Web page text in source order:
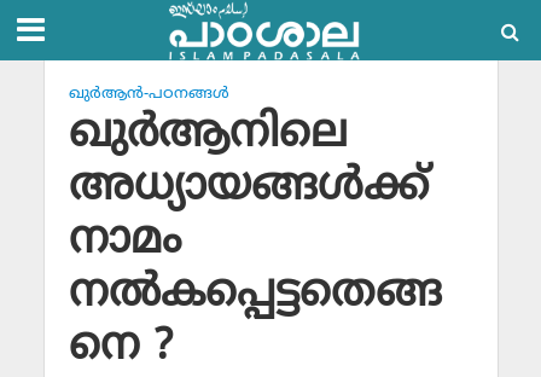
ഖുര്‍ആന്‍-പഠനങ്ങള്‍
ഖുര്‍ആനിലെ
അധ്യായങ്ങള്‍ക്ക്
നാമം
നല്‍കപ്പെട്ടതെങ്ങ
നെ ?